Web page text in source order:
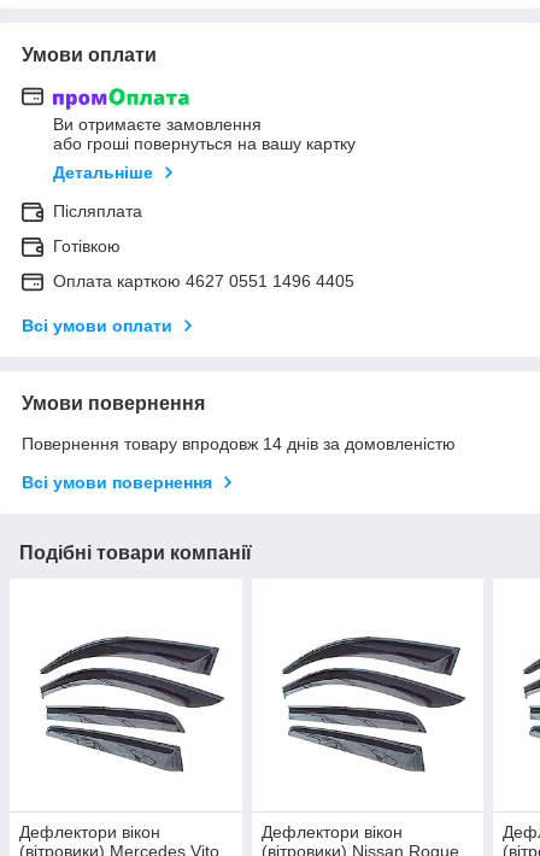
Умови оплати
Ви отримаєте замовлення
або гроші повернуться на вашу картку
Детальніше
Післяплата
Готівкою
Оплата карткою 4627 0551 1496 4405
Всі умови оплати
Умови повернення
Повернення товару впродовж 14 днів за домовленістю
Всі умови повернення
Подібні товари компанії
Дефлектори вікон
(вітровики) Mercedes Vito
Дефлектори вікон
(вітровики) Nissan Rogue